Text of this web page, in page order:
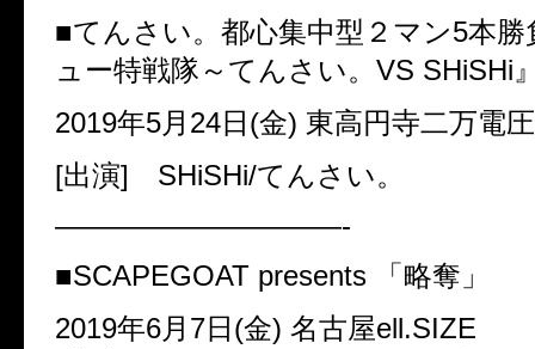
■てんさい。都心集中型２マン5本勝
ュー特戦隊～てんさい。 VS SHiSHi
2019年5月 24日 (金) 東高円寺二万電圧
[出演] SHiSHi/てんさい。
——————————-
■SCAPEGOAT presents
「略奪」
2019年6月 7日 (金) 名古屋ell.SIZE